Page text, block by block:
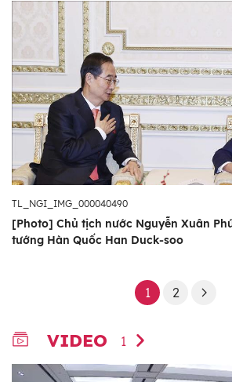
TL_NGI_IMG_000040490
[Photo] Chủ tịch nước Nguyễn Xuân
tướng Hàn Quốc Han Duck-soo
1 2
VIDEO 1